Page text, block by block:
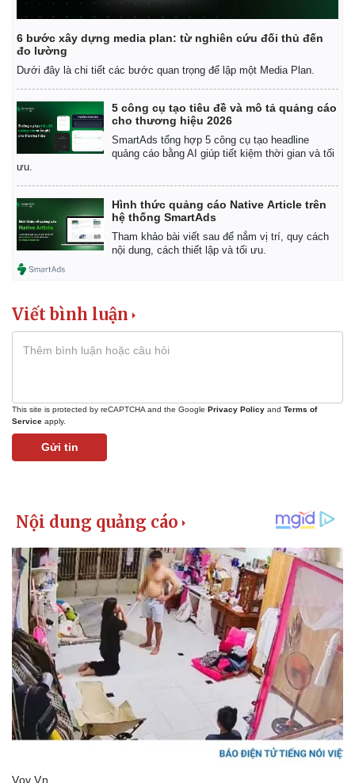
Kinh tế
Bất động sản
Khởi nghiệp
Thị trường
Giá vàng
Tiêu dùng
Tỷ giá
Chứng khoán
6 bước xây dựng media plan: từ nghiên cứu đối thủ đến
đo lường
Dưới đây là chi tiết các bước quan trọng để lập một Media Plan.
5 công cụ tạo tiêu đề và mô tả quảng cáo
cho thương hiệu 2026
SmartAds tổng hợp 5 công cụ tạo headline
quảng cáo bằng AI giúp tiết kiệm thời gian và tối
ưu.
Hình thức quảng cáo Native Article trên
hệ thống SmartAds
Tham khảo bài viết sau để nắm vị trí, quy cách
nội dung, cách thiết lập và tối ưu.
Viết bình luận
This site is protected by reCAPTCHA and the Google Privacy Policy and Terms of
Service apply.
Gửi tin